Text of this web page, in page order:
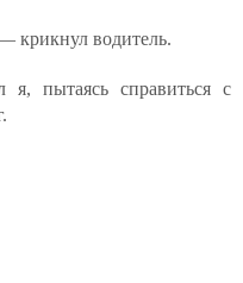
крикнул водитель.
пытаясь справиться с